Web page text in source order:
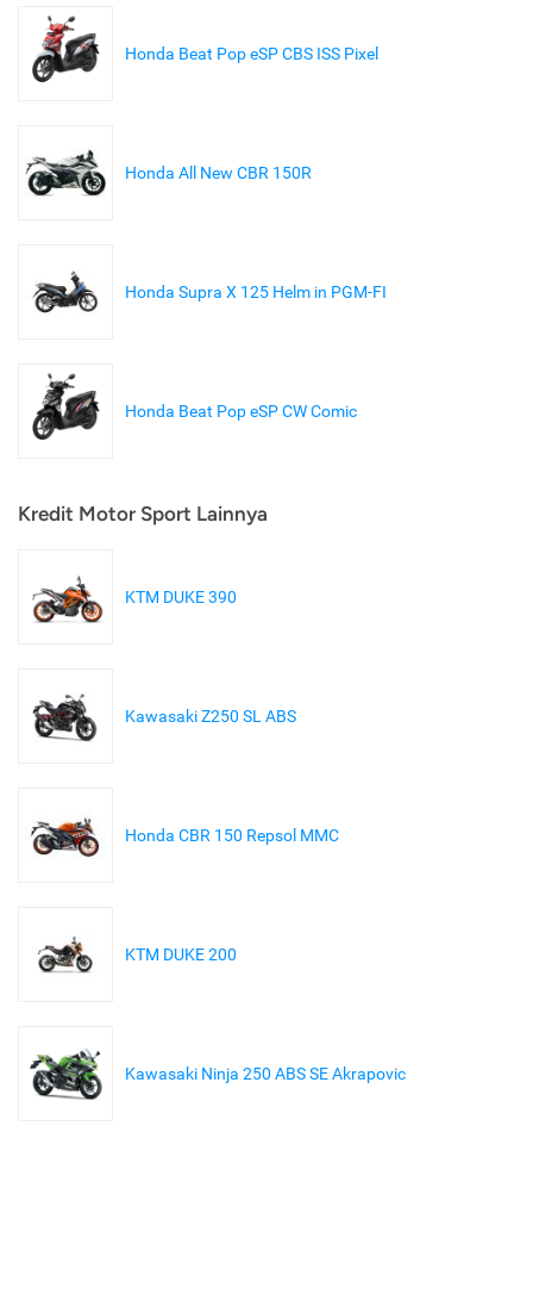
Honda Beat Pop eSP CBS ISS Pixel
Honda All New CBR 150R
Honda Supra X 125 Helm in PGM-FI
Honda Beat Pop eSP CW Comic
Kredit Motor Sport Lainnya
KTM DUKE 390
Kawasaki Z250 SL ABS
Honda CBR 150 Repsol MMC
KTM DUKE 200
Kawasaki Ninja 250 ABS SE Akrapovic